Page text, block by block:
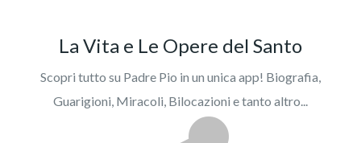
La Vita e Le Opere del Santo
Scopri tutto su Padre Pio in un unica app! Biografia,
Guarigioni, Miracoli, Bilocazioni e tanto altro...